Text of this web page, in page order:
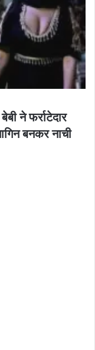
ने फर्राटेदार
बनकर नाची